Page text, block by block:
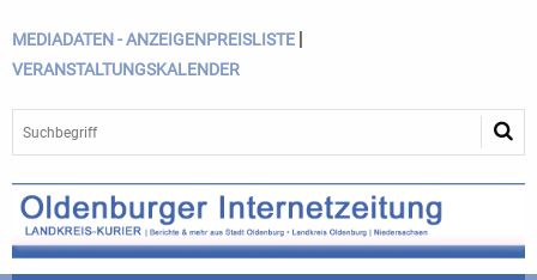
MEDIADATEN - ANZEIGENPREISLISTE |
VERANSTALTUNGSKALENDER